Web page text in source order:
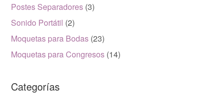
Postes Separadores (3)
Sonido Portátil (2)
Moquetas para Bodas (23)
Moquetas para Congresos (14)
Categorías